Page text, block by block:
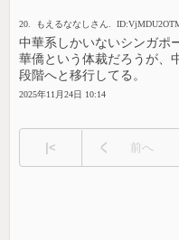
20. もえるななしさん.
中華系しかいないシンガポ
華僑という体裁だろうが、
段階へと移行してる。
2025年11月24日 10:14
|< 前へ